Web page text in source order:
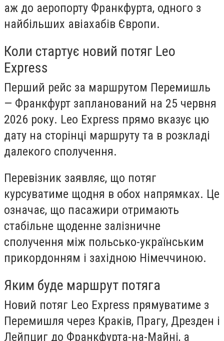
аж до аеропорту Франкфурта, одного з
найбільших авіахабів Європи.
Коли стартує новий потяг Leo
Express
Перший рейс за маршрутом Перемишль
— Франкфурт запланований на 25 червня
2026 року. Leo Express прямо вказує цю
дату на сторінці маршруту та в розкладі
далекого сполучення.
Перевізник заявляє, що потяг
курсуватиме щодня в обох напрямках. Це
означає, що пасажири отримають
стабільне щоденне залізничне
сполучення між польсько-українським
прикордонням і західною Німеччиною.
Яким буде маршрут потяга
Новий потяг Leo Express прямуватиме з
Перемишля через Краків, Прагу, Дрезден і
Лейпциг до Франкфурта-на-Майні, а